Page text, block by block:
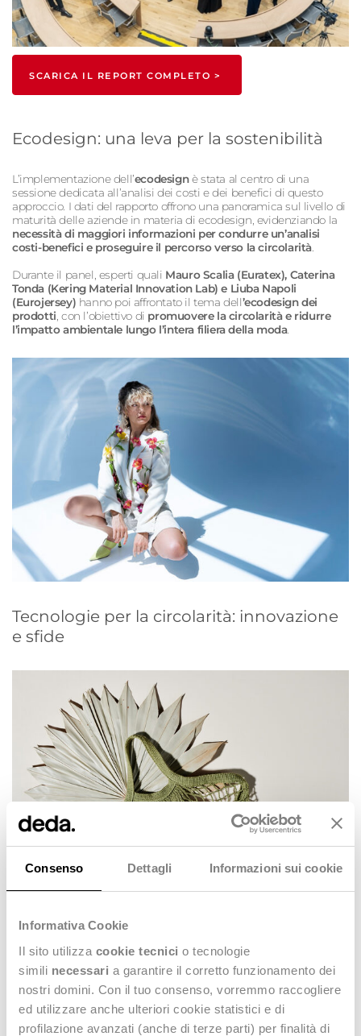
Consenso Dettagli Informazioni sui cookie
Informativa Cookie
Il sito utilizza cookie tecnici o tecnologie
simili necessari a garantire il corretto funzionamento dei
nostri domini. Con il tuo consenso, vorremmo raccogliere
ed utilizzare anche ulteriori cookie statistici e di
profilazione avanzati (anche di terze parti) per finalità di
SCARICA IL REPORT COMPLETO >
Ecodesign: una leva per la sostenibilità
L’implementazione dell’ecodesignè stata al centro di una
sessione dedicata all’analisi dei costi e dei benefici di questo
approccio. I dati del rapporto offrono una panoramica sul livello di
maturità delle aziende in materia di ecodesign, evidenziando la
necessità di maggiori informazioni per condurre un’analisi
costi-benefici e proseguire il percorso verso la circolarità
Durante il panel, esperti quali Mauro Scalia (Euratex), Caterina
Tonda (Kering Material Innovation Lab) e Liuba Napoli
(Eurojersey) hanno poi affrontato il tema dell’ecodesigndei
prodotti , con l’obiettivo di promuovere la circolarità e ridurre
l’impatto ambientale lungo l’intera filiera della moda.
Tecnologie per la circolarità: innovazione
e sfide
nel facilitare la transizione verso un modello moda circolare
più rilevanti per la circolarità nei prossimi tre anni saranno quelle
legate al
, alla tracciabilità
Digital Product Passports
(DPP).
Si prevede inoltre unaumento nell’adozione dell’intelligenza
piattaforme online per la circolarità e la tracciabilità. Gli esperti